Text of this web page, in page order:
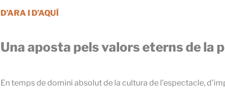
D’ARA I D’AQUÍ
Una aposta pels valors eterns de la
En temps de domini absolut de la cultura de l’espectacle,